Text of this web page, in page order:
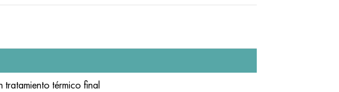
térmico final